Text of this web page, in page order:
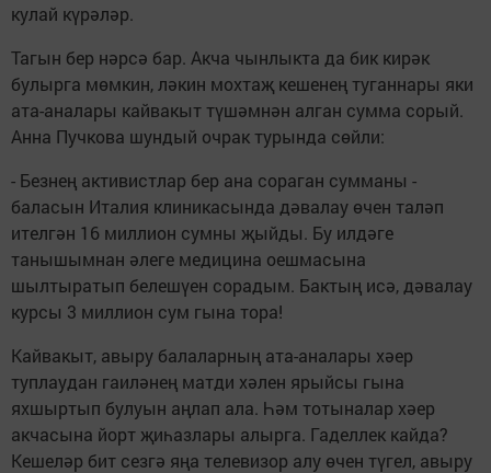
кулай күрәләр.
Тагын бер нәрсә бар. Акча чынлыкта да бик кирәк
булырга мөмкин, ләкин мохтаҗ кешенең туганнары яки
ата-аналары кайвакыт түшәмнән алган сумма сорый.
Анна Пучкова шундый очрак турында сөйли:
- Безнең активистлар бер ана сораган сумманы -
баласын Италия клиникасында дәвалау өчен таләп
ителгән 16 миллион сумны җыйды. Бу илдәге
танышымнан әлеге медицина оешмасына
шылтыратып белешүен сорадым. Бактың исә, дәвалау
курсы 3 миллион сум гына тора!
Кайвакыт, авыру балаларның ата-аналары хәер
туплаудан гаиләнең матди хәлен ярыйсы гына
яхшыртып булуын аңлап ала. Һәм тотыналар хәер
акчасына йорт җиһазлары алырга. Гаделлек кайда?
Кешеләр бит сезгә яңа телевизор алу өчен түгел, авыру